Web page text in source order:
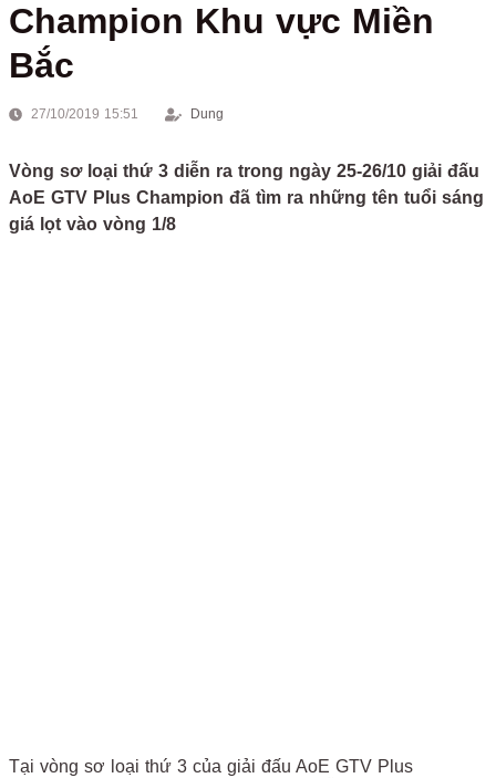
Champion Khu vực Miền
Bắc
27/10/2019 15:51 Dung
Vòng sơ loại thứ 3 diễn ra trong ngày 25-26/10 giải đấu
AoE GTV Plus Champion đã tìm ra những tên tuổi sáng
giá lọt vào vòng 1/8
Tại vòng sơ loại thứ 3 của giải đấu AoE GTV Plus